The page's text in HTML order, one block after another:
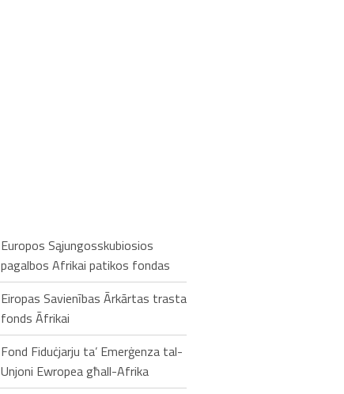
Europos Sąjungosskubiosios
pagalbos Afrikai patikos fondas
Eiropas Savienības Ārkārtas trasta
fonds Āfrikai
Fond Fiduċjarju ta’ Emerġenza tal-
Unjoni Ewropea għall-Afrika